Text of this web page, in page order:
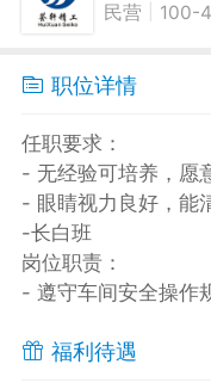
民营 100-
职位详情
任职要求：
- 无经验可培养，愿
- 眼睛视力良好，能
-长白班
岗位职责：
- 遵守车间安全操作
福利待遇